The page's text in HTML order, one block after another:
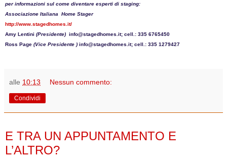
per informazioni sul come diventare esperti di staging:
Associazione Italiana Home Stager
http://www.stagedhomes.it/
Amy Lentini (Presidente) info@stagedhomes.it; cell.: 335 6765450
Ross Page (Vice Presidente ) info@stagedhomes.it; cell.: 335 1279427
alle 10:13 Nessun commento:
Condividi
E TRA UN APPUNTAMENTO E
L’ALTRO?